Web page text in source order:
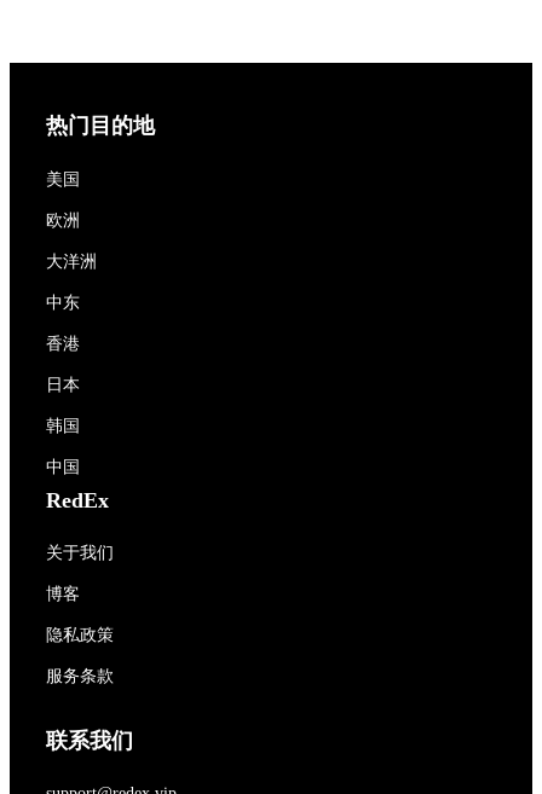
热门目的地
美国
欧洲
大洋洲
中东
香港
日本
韩国
中国
RedEx
关于我们
博客
隐私政策
服务条款
联系我们